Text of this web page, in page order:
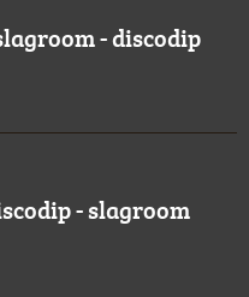
- discodip
- slagroom